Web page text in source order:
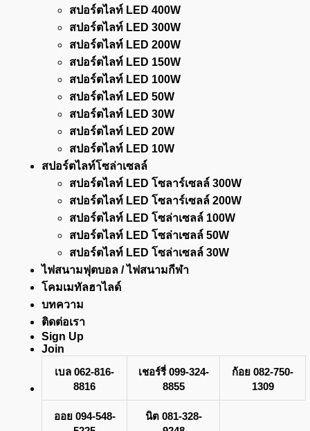
สปอร์ตไลท์ LED 400W
สปอร์ตไลท์ LED 300W
สปอร์ตไลท์ LED 200W
สปอร์ตไลท์ LED 150W
สปอร์ตไลท์ LED 100W
สปอร์ตไลท์ LED 50W
สปอร์ตไลท์ LED 30W
สปอร์ตไลท์ LED 20W
สปอร์ตไลท์ LED 10W
สปอร์ตไลท์โซล่าเซลล์
สปอร์ตไลท์ LED โซลาร์เซลล์ 300W
สปอร์ตไลท์ LED โซลาร์เซลล์ 200W
สปอร์ตไลท์ LED โซล่าเซลล์ 100W
สปอร์ตไลท์ LED โซล่าเซลล์ 50W
สปอร์ตไลท์ LED โซล่าเซลล์ 30W
ไฟสนามฟุตบอล / ไฟสนามกีฬา
โคมเมทัลฮาไลด์
บทความ
ติดต่อเรา
Sign Up
Join
เบล 062-816-
8816
เชอร์รี่ 099-324-
8855
ก้อย 082-750-
1309
ออย 094-548-
นิต 081-328-